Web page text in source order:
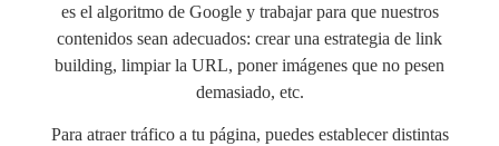
es el algoritmo de Google y trabajar para que nuestros
contenidos sean adecuados: crear una estrategia de link
building, limpiar la URL, poner imágenes que no pesen
demasiado, etc.
Para atraer tráfico a tu página, puedes establecer distintas